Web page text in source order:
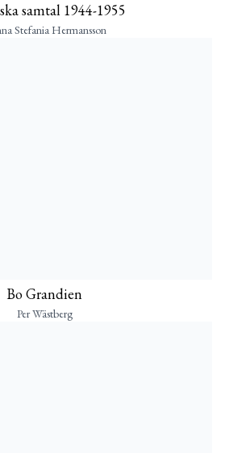
samtal 1944-1955
Stefania Hermansson
Bo Grandien
Per Wästberg